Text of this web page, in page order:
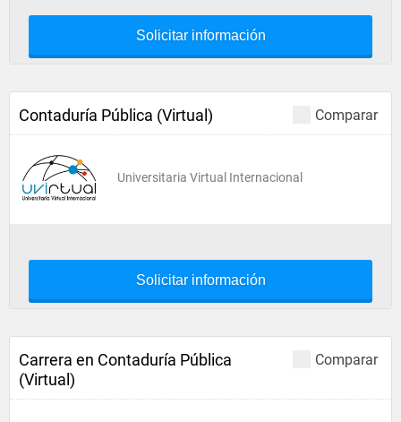
Solicitar información
Comparar
Contaduría Pública (Virtual)
Universitaria Virtual Internacional
Solicitar información
Comparar
Carrera en Contaduría Pública
(Virtual)